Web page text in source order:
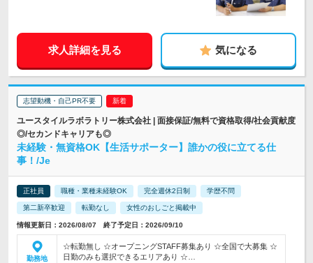
求人詳細を見る 気になる
志望動機・自己PR不要
ユースタイルラボラトリー株式会社 | 面接保証/無料で資格取得/社会貢献度
◎/セカンドキャリアも◎
未経験・無資格OK【生活サポーター】誰かの役に立てる仕
事！/Je
正社員 職種・業種未経験OK 完全週休2日制 学歴不問
第二新卒歓迎 転勤なし 女性のおしごと掲載中
情報更新日：2026/08/07 終了予定日：2026/09/10
勤務地
☆転勤無し ☆オープニングSTAFF募集あり ☆全国で大募集 ☆
日勤のみも選択できるエリアあり ☆…